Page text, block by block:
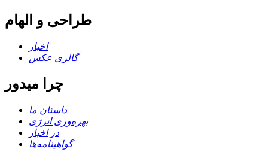
طراحی و الهام
اخبار
گالری عکس
چرا میدور
داستان ما
بهره‌وری انرژی
در اخبار
گواهینامه‌ها